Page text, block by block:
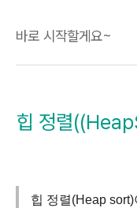
바로 시작할게요~
힙 정렬
힙 정렬(Heap